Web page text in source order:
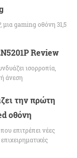
gaming οθόνη 31,5
Review
ισορροπία,
άνεση
την πρώτη
οθόνη
επιτρέπει νέες